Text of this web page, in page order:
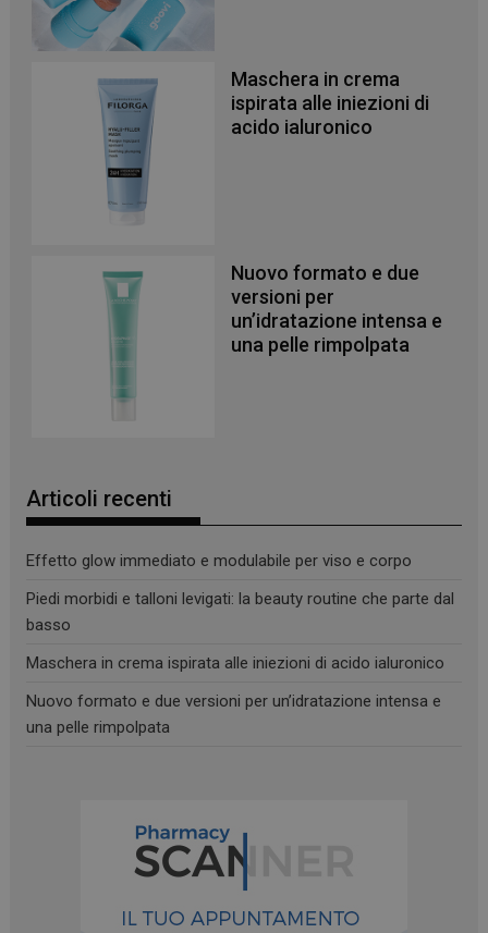
Maschera in crema
ispirata alle iniezioni di
acido ialuronico
Nuovo formato e due
versioni per
un’idratazione intensa e
una pelle rimpolpata
Articoli recenti
Effetto glow immediato e modulabile per viso e corpo
Piedi morbidi e talloni levigati: la beauty routine che parte dal
basso
Maschera in crema ispirata alle iniezioni di acido ialuronico
Nuovo formato e due versioni per un’idratazione intensa e
una pelle rimpolpata
NOME
PHPSESSID
_ga
.panoramacosmetico.it
mese